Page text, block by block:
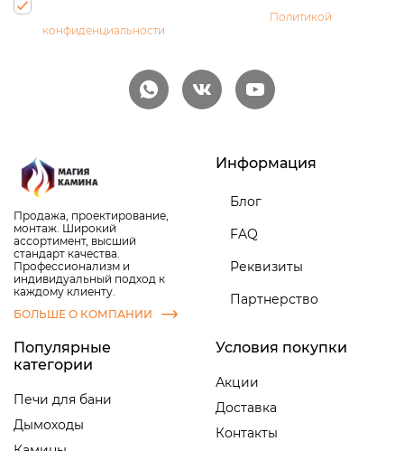
Политикой
конфиденциальности
Продажа, проектирование,
монтаж. Широкий
ассортимент, высший
стандарт качества.
Профессионализм и
индивидуальный подход к
каждому клиенту.
БОЛЬШЕ О КОМПАНИИ
Информация
Блог
FAQ
Реквизиты
Партнерство
Популярные
категории
Печи для бани
Дымоходы
Условия покупки
Акции
Доставка
Контакты